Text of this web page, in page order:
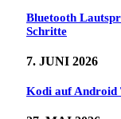
Bluetooth
Schritte
7. JUNI 2026
Kodi auf Android